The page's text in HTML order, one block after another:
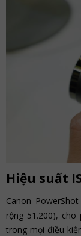
Hiệu suất
Canon
rộng 51.200),
trong mọi điều